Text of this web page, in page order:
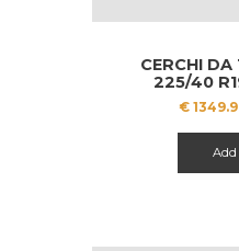
CERCHI DA
225/40
MERCEDES
€